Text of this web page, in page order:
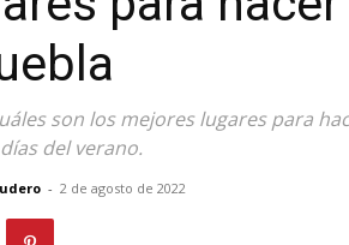
son los mejores lugares para
del verano.
- 2 de agosto de 2022